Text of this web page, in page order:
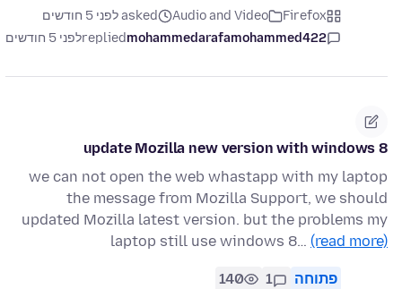
Firefox
Audio and Video
asked לפני 5 חודשים
mohammedarafamohammed422
repliedלפני 5 חודשים
update Mozilla new version with windows 8
we can not open the web whastapp with my laptop
the message from Mozilla Support, we should
updated Mozilla latest version. but the problems my
laptop still use windows 8… (read more)
פתוחה 1
140